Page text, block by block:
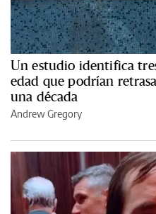
Un estudio identifica
edad que podrían
una década
Andrew Gregory